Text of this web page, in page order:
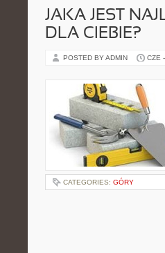
JAKA JEST
DLA CIEBIE?
POSTED BY ADMIN CZE
CATEGORIES: GÓRY